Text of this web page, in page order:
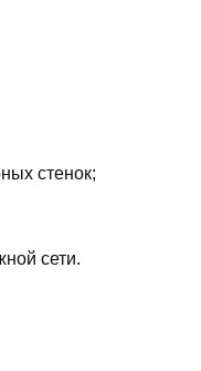
стенок;
сети.